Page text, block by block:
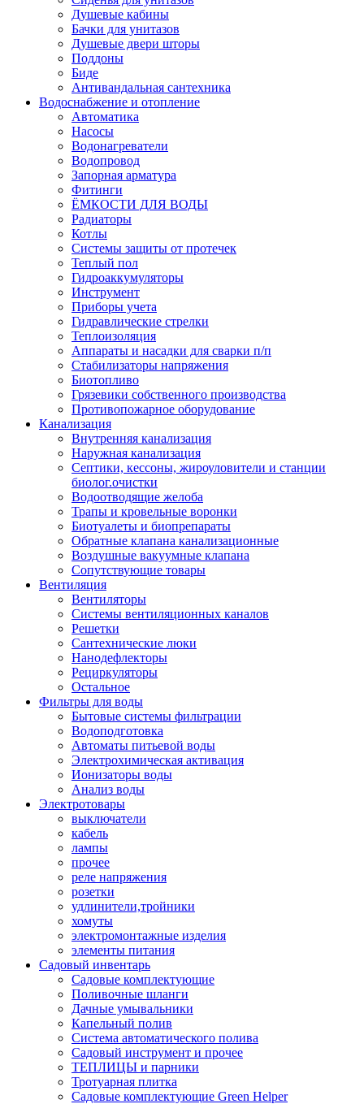
Душевые кабины
Бачки для унитазов
Душевые двери шторы
Поддоны
Биде
Антивандальная сантехника
Водоснабжение и отопление
Автоматика
Насосы
Водонагреватели
Водопровод
Запорная арматура
Фитинги
ЁМКОСТИ ДЛЯ ВОДЫ
Радиаторы
Котлы
Системы защиты от протечек
Теплый пол
Гидроаккумуляторы
Инструмент
Приборы учета
Гидравлические стрелки
Теплоизоляция
Аппараты и насадки для сварки п/п
Стабилизаторы напряжения
Биотопливо
Грязевики собственного производства
Противопожарное оборудование
Канализация
Внутренняя канализация
Наружная канализация
Септики, кессоны, жироуловители и станции
биолог.очистки
Водоотводящие желоба
Трапы и кровельные воронки
Биотуалеты и биопрепараты
Обратные клапана канализационные
Воздушные вакуумные клапана
Сопутствующие товары
Вентиляция
Вентиляторы
Системы вентиляционных каналов
Решетки
Сантехнические люки
Нанодефлекторы
Рециркуляторы
Остальное
Фильтры для воды
Бытовые системы фильтрации
Водоподготовка
Автоматы питьевой воды
Электрохимическая активация
Ионизаторы воды
Анализ воды
Электротовары
выключатели
кабель
лампы
прочее
реле напряжения
розетки
удлинители,тройники
хомуты
электромонтажные изделия
элементы питания
Садовый инвентарь
Садовые комплектующие
Поливочные шланги
Дачные умывальники
Капельный полив
Система автоматического полива
Садовый инструмент и прочее
ТЕПЛИЦЫ и парники
Тротуарная плитка
Садовые комплектующие Green Helper